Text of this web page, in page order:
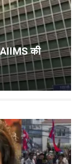
AIIMS की